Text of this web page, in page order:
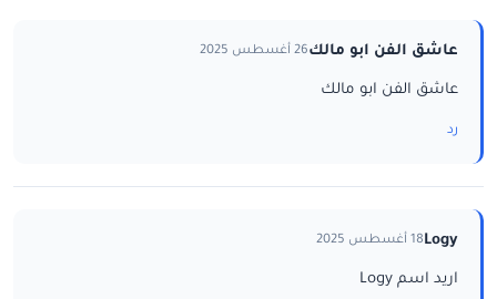
عاشق الفن ابو مالك26 أغسطس 2025
عاشق الفن ابو مالك
رد
Logy18 أغسطس 2025
اريد اسم Logy